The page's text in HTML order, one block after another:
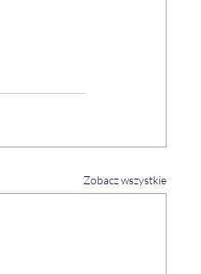
Zobacz wszystkie